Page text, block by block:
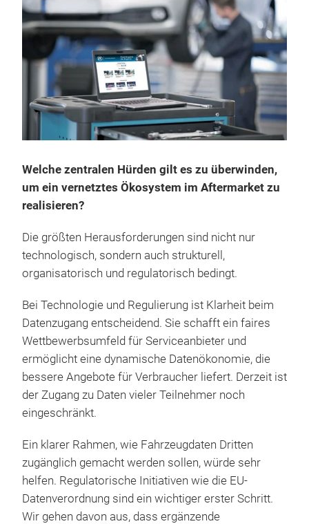
Welche zentralen Hürden gilt es zu überwinden,
um ein vernetztes Ökosystem im Aftermarket zu
realisieren?
Die größten Herausforderungen sind nicht nur
technologisch, sondern auch strukturell,
organisatorisch und regulatorisch bedingt.
Bei Technologie und Regulierung ist Klarheit beim
Datenzugang entscheidend. Sie schafft ein faires
Wettbewerbsumfeld für Serviceanbieter und
ermöglicht eine dynamische Datenökonomie, die
bessere Angebote für Verbraucher liefert. Derzeit ist
der Zugang zu Daten vieler Teilnehmer noch
eingeschränkt.
Ein klarer Rahmen, wie Fahrzeugdaten Dritten
zugänglich gemacht werden sollen, würde sehr
helfen. Regulatorische Initiativen wie die EU-
Datenverordnung sind ein wichtiger erster Schritt.
Wir gehen davon aus, dass ergänzende